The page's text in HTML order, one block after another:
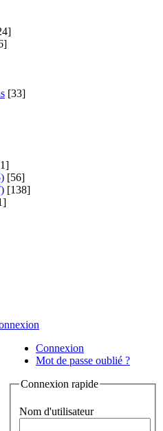
[33]
[56]
[138]
Connexion
Mot de passe oublié ?
Connexion rapide
Nom d'utilisateur